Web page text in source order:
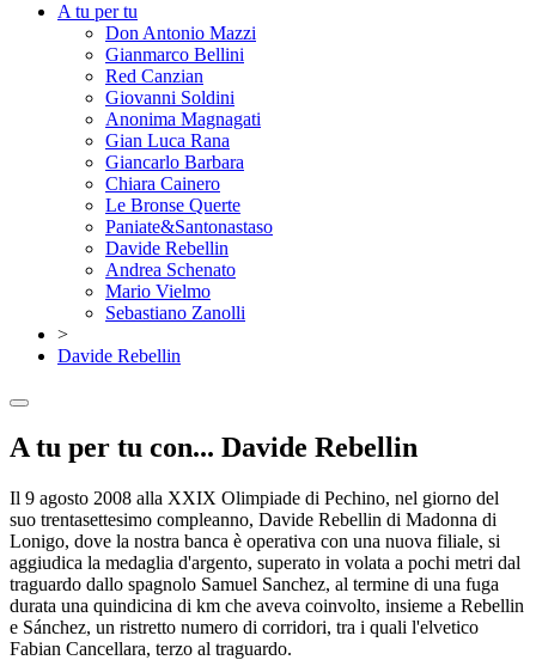
A tu per tu
Don Antonio Mazzi
Gianmarco Bellini
Red Canzian
Giovanni Soldini
Anonima Magnagati
Gian Luca Rana
Giancarlo Barbara
Chiara Cainero
Le Bronse Querte
Paniate&Santonastaso
Davide Rebellin
Andrea Schenato
Mario Vielmo
Sebastiano Zanolli
>
Davide Rebellin
A tu per tu con... Davide Rebellin
Il 9 agosto 2008 alla XXIX Olimpiade di Pechino, nel giorno del
suo trentasettesimo compleanno, Davide Rebellin di Madonna di
Lonigo, dove la nostra banca è operativa con una nuova filiale, si
aggiudica la medaglia d'argento, superato in volata a pochi metri dal
traguardo dallo spagnolo Samuel Sanchez, al termine di una fuga
durata una quindicina di km che aveva coinvolto, insieme a Rebellin
e Sánchez, un ristretto numero di corridori, tra i quali l'elvetico
Fabian Cancellara, terzo al traguardo.